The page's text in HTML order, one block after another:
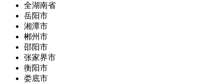
全湖南省
岳阳市
湘潭市
郴州市
邵阳市
张家界市
衡阳市
娄底市